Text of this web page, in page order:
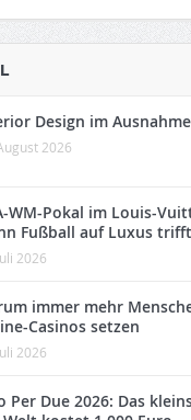
Design im
2026
WM-Pokal im Louis-
Fußball auf Luxus trifft
2026
immer mehr
Casinos setzen
2026
Per Due 2026: Das